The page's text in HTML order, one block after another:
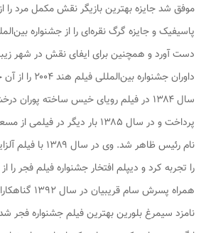
موفق شد جایزه بهترین بازیگر نقش مکمل مرد را
دست آورد و همچنین برای ایفای نقش در شهر
داوران جشنواره
سال ۱۳۸۴ در فیلم رویای خیس ساخته
پرداخت و در سال ۱۳۸۵ بار دیگر در
نام رئیس ظاهر شد.
را تجربه کرد و دیپلم افتخار جشنواره فیلم فجر را
همراه پسرش سام
نامزد سیمرغ بلورین بهترین فیلم جشنواره فجر